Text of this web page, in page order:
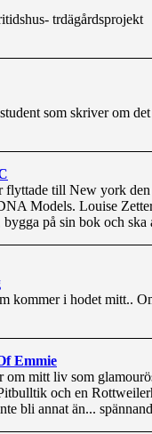
trdägårdsprojekt
som skriver om
flyttade till New york
Models. Louise
på sin bok och
kommer i hodet mitt..
Emmie
om mitt liv som
och en
bli annat än...